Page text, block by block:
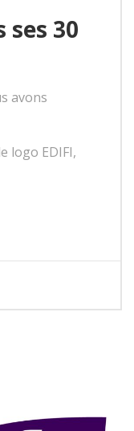
ses 30
avons
logo EDIFI,